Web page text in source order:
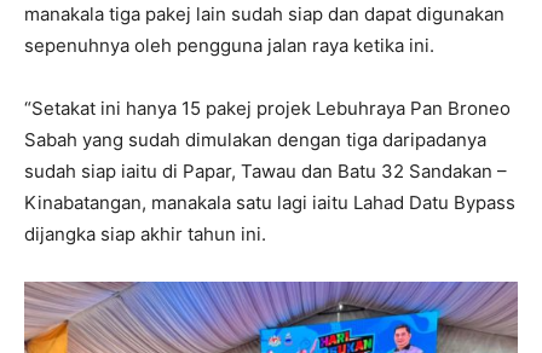
manakala tiga pakej lain sudah siap dan dapat digunakan
sepenuhnya oleh pengguna jalan raya ketika ini.
“Setakat ini hanya 15 pakej projek Lebuhraya Pan Broneo
Sabah yang sudah dimulakan dengan tiga daripadanya
sudah siap iaitu di Papar, Tawau dan Batu 32 Sandakan –
Kinabatangan, manakala satu lagi iaitu Lahad Datu Bypass
dijangka siap akhir tahun ini.